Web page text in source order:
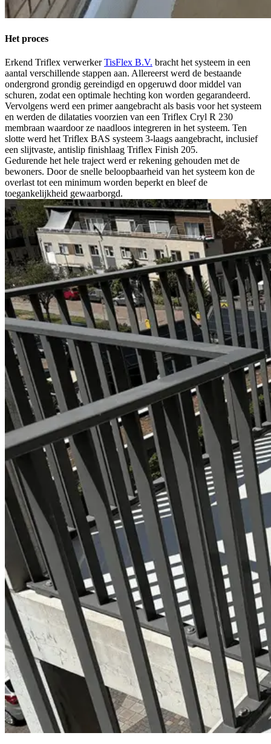
Het proces
Erkend Triflex verwerkerTisFlex B.V. bracht het systeem in een
aantal verschillende stappen aan. Allereerst werd de bestaande
ondergrond grondig gereindigd en opgeruwd door middel van
schuren, zodat een optimale hechting kon worden gegarandeerd.
Vervolgens werd een primer aangebracht als basis voor het systeem
en werden de dilataties voorzien van een Triflex Cryl R 230
membraan waardoor ze naadloos integreren in het systeem. Ten
slotte werd het Triflex BAS systeem 3-laags aangebracht, inclusief
een slijtvaste, antislip finishlaag Triflex Finish 205.
Gedurende het hele traject werd er rekening gehouden met de
bewoners. Door de snelle beloopbaarheid van het systeem kon de
overlast tot een minimum worden beperkt en bleef de
toegankelijkheid gewaarborgd.